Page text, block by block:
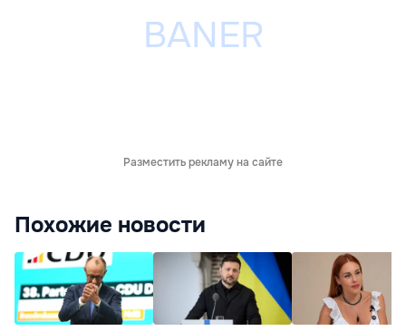
Разместить рекламу на сайте
Похожие новости